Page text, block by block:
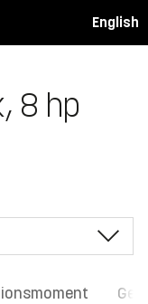
English
8 hp